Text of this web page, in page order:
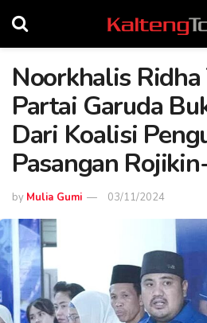
Noorkhalis Ridha
Partai Garuda
Dari Koalisi
Pasangan
by Mulia Gumi 03/11/2024